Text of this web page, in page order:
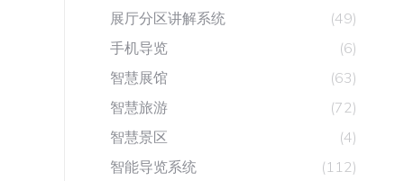
展厅分区讲解系统
(49)
手机导览
(6)
智慧展馆
(63)
智慧旅游
(72)
智慧景区
(4)
智能导览系统
(112)